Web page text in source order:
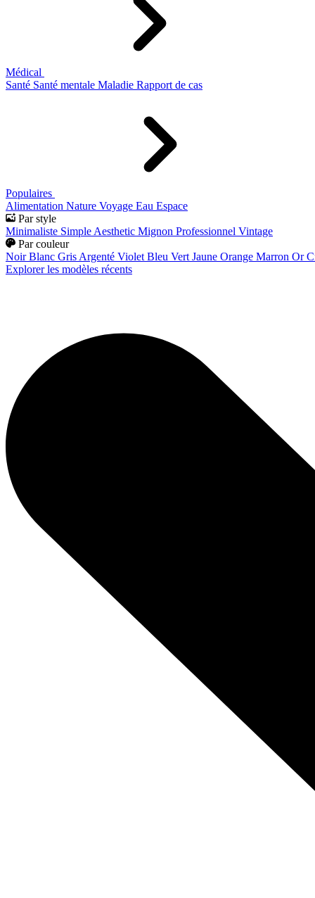
Médical
Santé Santé mentale Maladie Rapport de cas
Populaires
Alimentation Nature Voyage Eau Espace
Par style
Minimaliste Simple Aesthetic Mignon Professionnel Vintage
Par couleur
Noir Blanc Gris Argenté Violet Bleu Vert Jaune Orange Marron Or
Explorer les modèles récents